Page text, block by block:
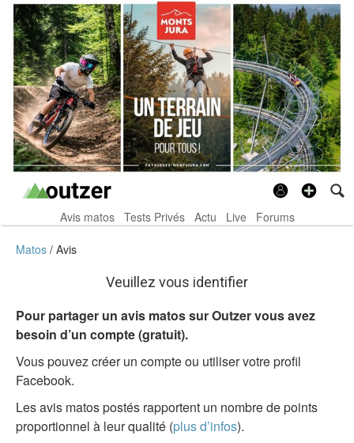
Avis matos Tests Privés Actu Live Forums
Matos Avis
Veuillez vous identifier
Pour partager un avis matos sur Outzer vous avez
besoin d’un compte (gratuit).
Vous pouvez créer un compte ou utiliser votre profil
Facebook.
Les avis matos postés rapportent un nombre de points
proportionnel à leur qualité (plus d’infos).